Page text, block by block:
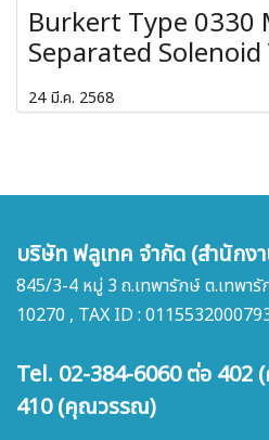
Burkert Type 0330
Separated Solenoid
24 มี.ค. 2568
บริษัท ฟลูเทค จำกัด (สำนักง
845/3-4 หมู่ 3 ถ.เทพารักษ์ ต.เทพารั
10270 , TAX ID :
Tel. 02-384-6060 ต่อ
410 (คุณวรรณ)